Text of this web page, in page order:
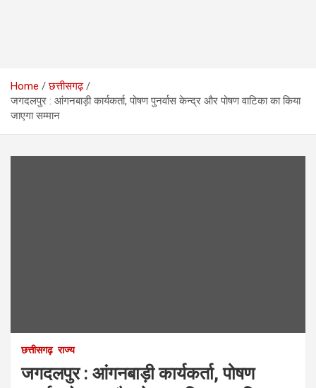
Home
छत्तीसगढ़
जगदलपुर : आंगनबाड़ी कार्यकर्ता, पोषण पुनर्वास केन्द्र और पोषण वाटिका का किया
जाएगा सम्मान
छत्तीसगढ़ राज्य
जगदलपुर : आंगनबाड़ी कार्यकर्ता, पोषण